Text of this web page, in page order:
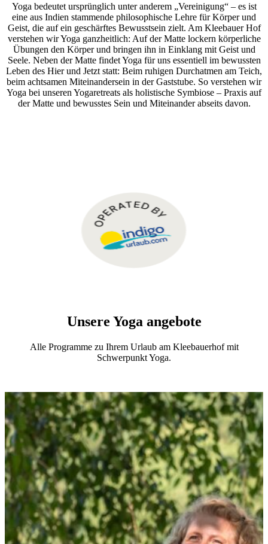
Yoga bedeutet ursprünglich unter anderem „Vereinigung“ – es ist
eine aus Indien stammende philosophische Lehre für Körper und
Geist, die auf ein geschärftes Bewusstsein zielt. Am Kleebauer Hof
verstehen wir Yoga ganzheitlich: Auf der Matte lockern körperliche
Übungen den Körper und bringen ihn in Einklang mit Geist und
Seele. Neben der Matte findet Yoga für uns essentiell im bewussten
Leben des Hier und Jetzt statt: Beim ruhigen Durchatmen am Teich,
beim achtsamen Miteinandersein in der Gaststube. So verstehen wir
Yoga bei unseren Yogaretreats als holistische Symbiose – Praxis auf
der Matte und bewusstes Sein und Miteinander abseits davon.
Unsere Yoga angebote
Alle Programme zu Ihrem Urlaub am Kleebauerhof mit
Schwerpunkt Yoga.